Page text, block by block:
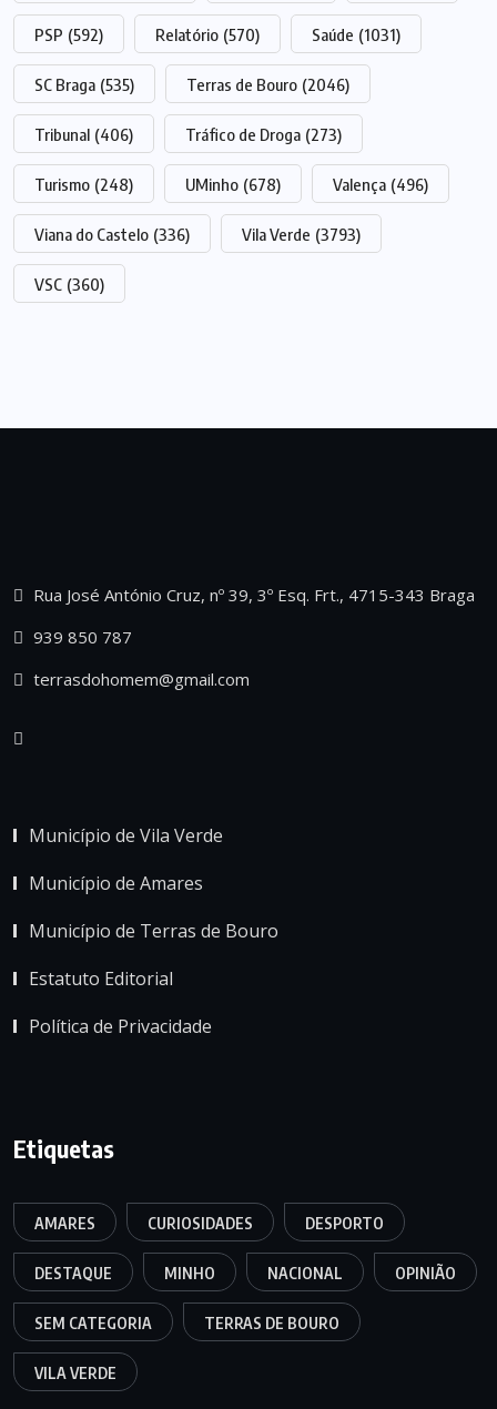
PSP (592) Relatório (570) Saúde (1031)
SC Braga (535) Terras de Bouro (2046)
Tribunal (406) Tráfico de Droga (273)
Turismo (248) UMinho (678) Valença (496)
Viana do Castelo (336) Vila Verde (3793)
VSC (360)
Rua José António Cruz, nº 39, 3º Esq. Frt., 4715-343 Braga
939 850 787
terrasdohomem@gmail.com
Município de Vila Verde
Município de Amares
Município de Terras de Bouro
Estatuto Editorial
Política de Privacidade
Etiquetas
AMARES CURIOSIDADES DESPORTO
DESTAQUE MINHO NACIONAL OPINIÃO
SEM CATEGORIA TERRAS DE BOURO
VILA VERDE